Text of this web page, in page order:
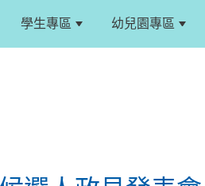
學生專區 幼兒園專區